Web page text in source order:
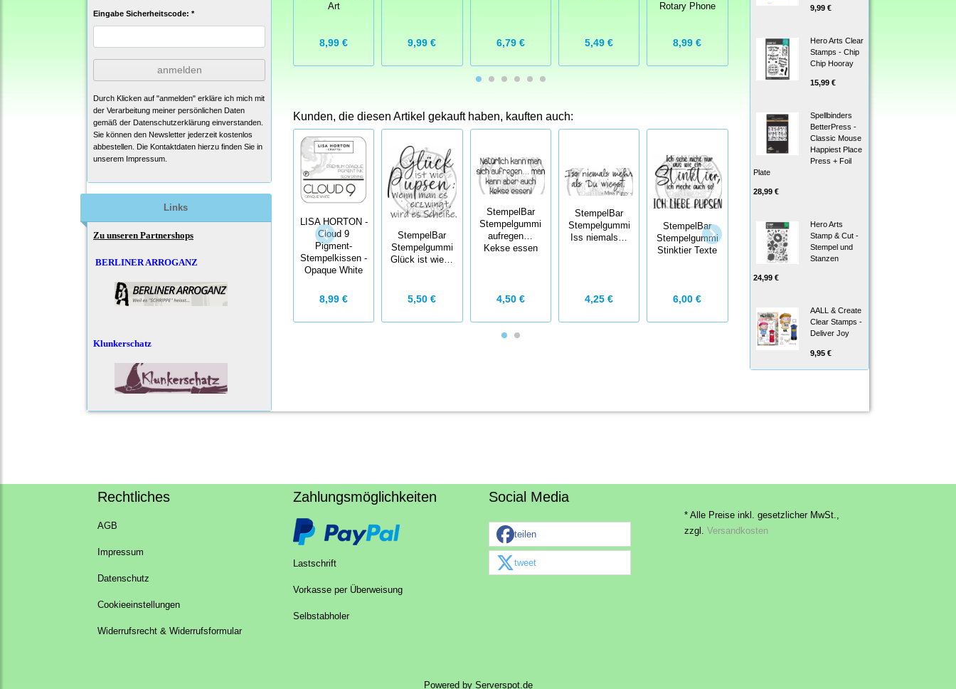
Eingabe Sicherheitscode: *
anmelden
Durch Klicken auf "anmelden" erkläre ich mich mit
der Verarbeitung meiner persönlichen Daten
gemäß der Datenschutzerklärung einverstanden.
Sie können den Newsletter jederzeit kostenlos
abbestellen. Die Kontaktdaten hierzu finden Sie in
unserem Impressum.
Links
Zu unseren Partnershops
BERLINER ARROGANZ
Klunkerschatz
Art
8,99 € 9,99 € 6,79 € 5,49 €
Rotary Phone
8,99 €
Inspired
8,99 € 13,00 €
Kunden, die diesen Artikel gekauft haben, kauften auch:
LISA HORTON -
Cloud 9
Pigment-
Stempelkissen -
Opaque White
8,99 €
StempelBar
Stempelgummi
Glück ist wie…
5,50 €
StempelBar
Stempelgummi
aufregen…
Kekse essen
4,50 €
StempelBar
Stempelgummi
Iss niemals…
4,25 €
StempelBar
Stempelgummi
Stinktier Texte
6,00 €
Stempelgummi
Ich bin kein
Morgenmuffel…
Heat It Craft
Tool - European
Version -
Embossingföhn
9,99 €
Hero Arts Clear
Stamps - Chip
Chip Hooray
15,99 €
Spellbinders
BetterPress -
Classic Mouse
Happiest Place
Press + Foil
Plate
28,99 €
Hero Arts
Stamp & Cut -
Stempel und
Stanzen
24,99 €
AALL & Create
Clear Stamps -
Deliver Joy
9,95 €
Rechtliches
AGB
Impressum
Datenschutz
Cookieeinstellungen
Widerrufsrecht & Widerrufsformular
Zahlungsmöglichkeiten
Lastschrift
Vorkasse per Überweisung
Selbstabholer
Social Media
teilen
tweet
* Alle Preise inkl. gesetzlicher MwSt.,
zzgl. Versandkosten
Powered by Serverspot.de